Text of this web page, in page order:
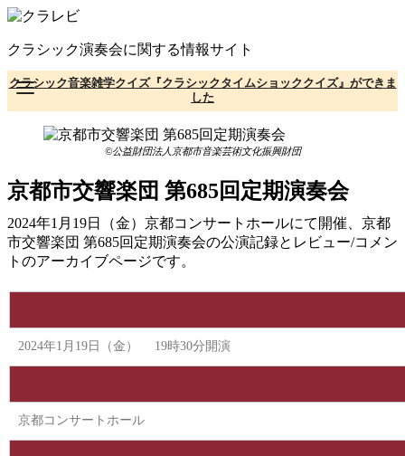
コ
テ
ン
ツ
へ
クラシック演奏会に関する情報サイト
クラシック音楽雑学クイズ『クラシックタイムショッククイズ』ができま
した
©公益財団法人京都市音楽芸術文化振興財団
京都市交響楽団 第685回定期演奏会
2024年1月19日（金）京都コンサートホールにて開催、京都
市交響楽団 第685回定期演奏会の公演記録とレビュー/コメン
トのアーカイブページです。
2024年1月19日（金） 19時30分開演
京都コンサートホール